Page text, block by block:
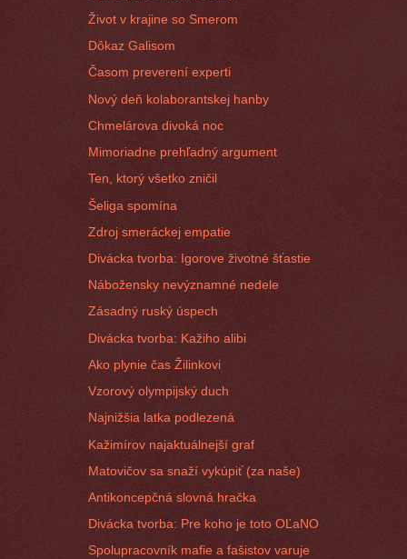
Život v krajine so Smerom
Dôkaz Galisom
Časom preverení experti
Nový deň kolaborantskej hanby
Chmelárova divoká noc
Mimoriadne prehľadný argument
Ten, ktorý všetko zničil
Šeliga spomína
Zdroj smeráckej empatie
Divácka tvorba: Igorove životné šťastie
Nábožensky nevýznamné nedele
Zásadný ruský úspech
Divácka tvorba: Kažiho alibi
Ako plynie čas Žilinkovi
Vzorový olympijský duch
Najnižšia latka podlezená
Kažimírov najaktuálnejší graf
Matovičov sa snaží vykúpiť (za naše)
Antikoncepčná slovná hračka
Divácka tvorba: Pre koho je toto OĽaNO
Spolupracovník mafie a fašistov varuje